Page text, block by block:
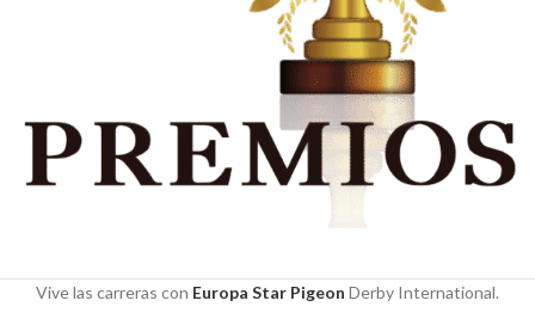
Vive las carreras con Europa Star Pigeon Derby International.